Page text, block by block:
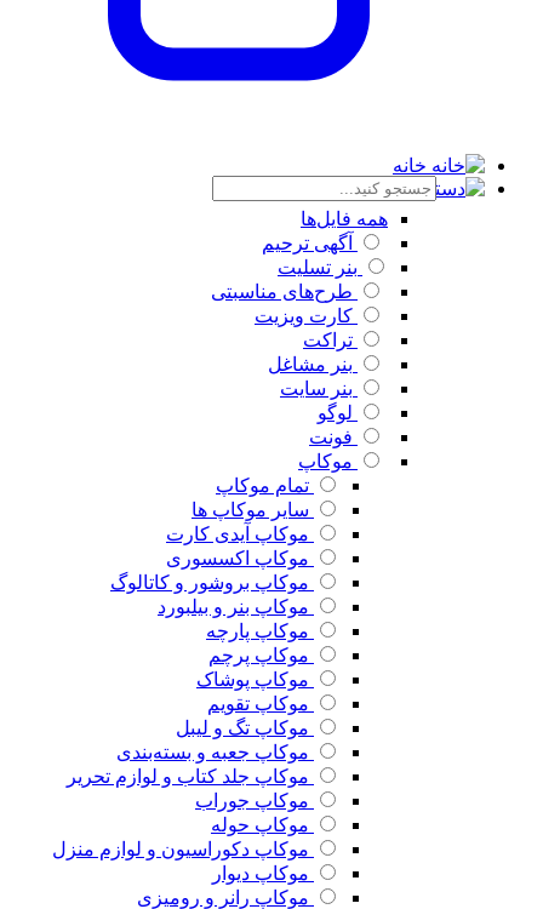
خانه
دسته بندی
همه فایل‌ها
آگهی ترحیم
بنر تسلیت
طرح‌های مناسبتی
کارت ویزیت
تراکت
بنر مشاغل
بنر سایت
لوگو
فونت
موکاپ
تمام موکاپ
سایر موکاپ ها
موکاپ آیدی کارت
موکاپ اکسسوری
موکاپ بروشور و کاتالوگ
موکاپ بنر و بیلبورد
موکاپ پارچه
موکاپ پرچم
موکاپ پوشاک
موکاپ تقویم
موکاپ تگ و لیبل
موکاپ جعبه و بسته‌بندی
موکاپ جلد کتاب و لوازم تحریر
موکاپ جوراب
موکاپ حوله
موکاپ دکوراسیون و لوازم منزل
موکاپ دیوار
موکاپ رانر و رومیزی